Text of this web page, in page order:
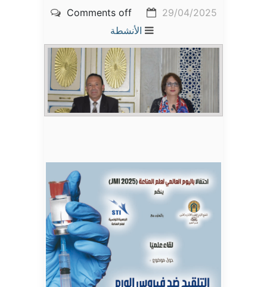
29/04/2025
Comments off
الأنشطة